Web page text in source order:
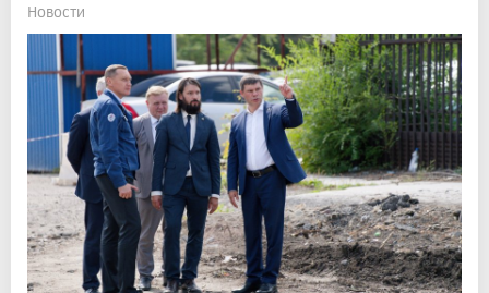
Новости